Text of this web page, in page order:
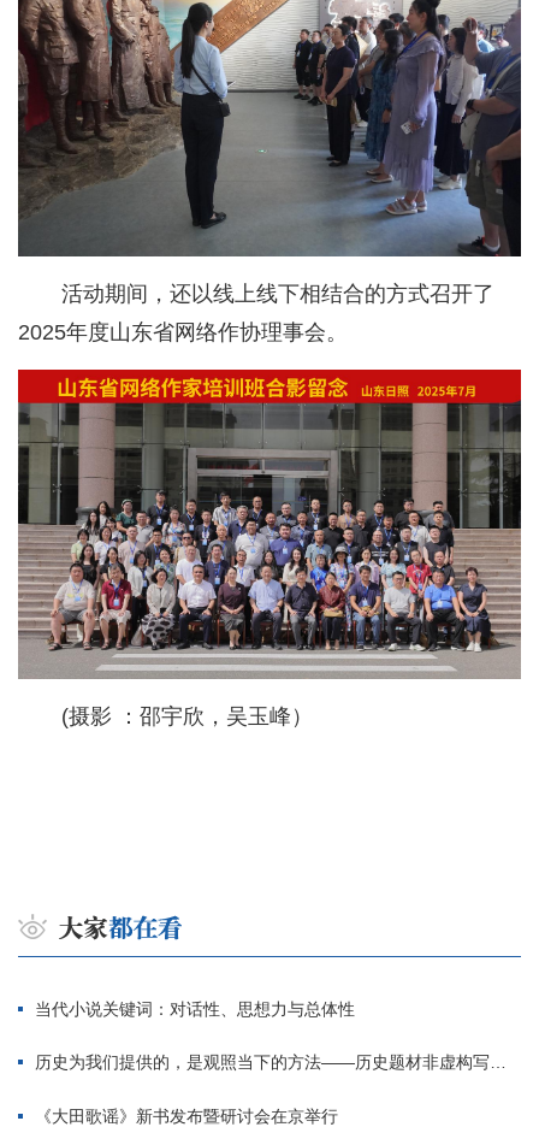
活动期间，还以线上线下相结合的方式召开了
2025年度山东省网络作协理事会。
(摄影 ：邵宇欣，吴玉峰）
当代小说关键词：对话性、思想力与总体性
历史为我们提供的，是观照当下的方法——历史题材非虚构写作多人谈
《大田歌谣》新书发布暨研讨会在京举行